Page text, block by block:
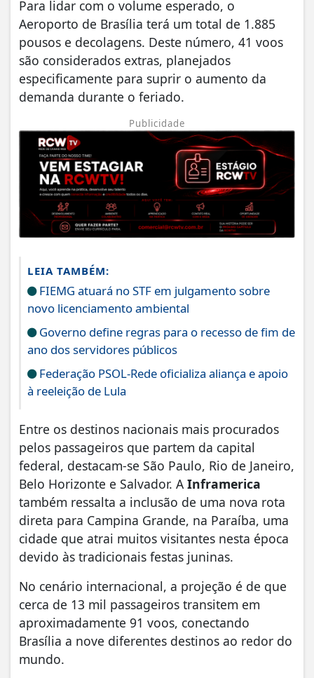
Para lidar com o volume esperado, o
Aeroporto de Brasília terá um total de 1.885
pousos e decolagens. Deste número, 41 voos
são considerados extras, planejados
especificamente para suprir o aumento da
demanda durante o feriado.
Publicidade
LEIA TAMBÉM:
FIEMG atuará no STF em julgamento sobre
novo licenciamento ambiental
Governo define regras para o recesso de fim de
ano dos servidores públicos
Federação PSOL-Rede oficializa aliança e apoio
à reeleição de Lula
Entre os destinos nacionais mais procurados
pelos passageiros que partem da capital
federal, destacam-se São Paulo, Rio de Janeiro,
Belo Horizonte e Salvador. A Inframerica
também ressalta a inclusão de uma nova rota
direta para Campina Grande, na Paraíba, uma
cidade que atrai muitos visitantes nesta época
devido às tradicionais festas juninas.
No cenário internacional, a projeção é de que
cerca de 13 mil passageiros transitem em
aproximadamente 91 voos, conectando
Brasília a nove diferentes destinos ao redor do
mundo.